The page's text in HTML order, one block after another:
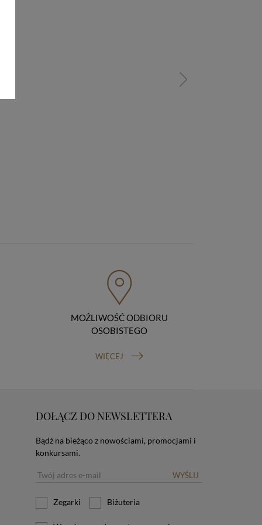
MOŹLIWOŚĆ ODBIORU
OSOBISTEGO
WIĘCEJ
DOŁĄCZ DO NEWSLETTERA
Bądź na bieżąco z nowościami, promocjami i
konkursami.
WYŚLIJ
Zegarki Biżuteria